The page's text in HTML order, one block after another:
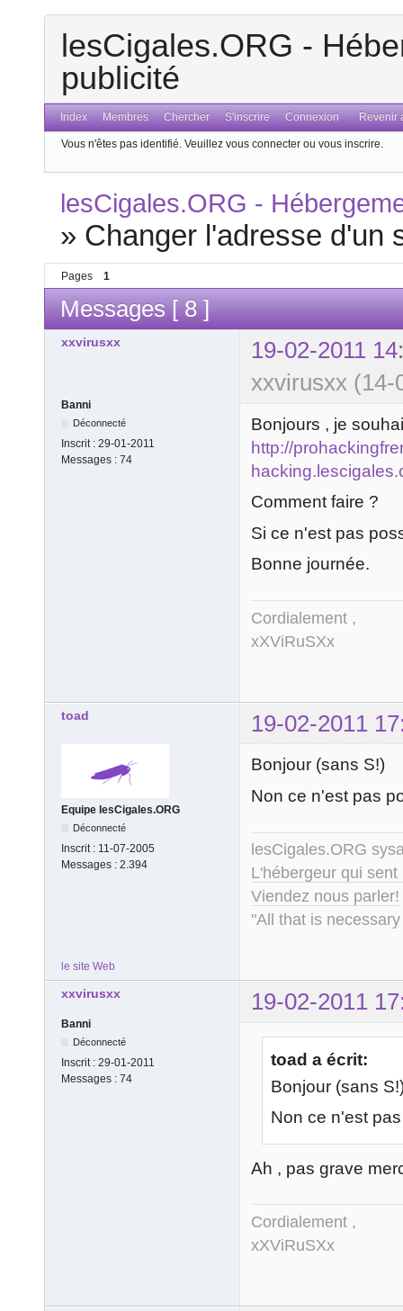
lesCigales.ORG -
publicité
Index Membres Chercher S'inscrire Connexion Revenir
Vous n'êtes pas identifié. Veuillez vous connecter ou vous inscrire.
lesCigales.ORG -
» Changer l'adresse d'un
Pages 1
Messages [ 8 ]
xxvirusxx
19-02-2011
xxvirusxx (14-
Banni
Déconnecté
Inscrit : 29-01-2011
Messages : 74
Bonjours , je
http://
Comment faire ?
Si ce n'est pas
Bonne journée.
Cordialement ,
xXViRuSXx
toad 19-02-2011
Equipe lesCigales.ORG
Déconnecté
Inscrit : 11-07-2005
Messages : 2.394
Bonjour (sans S!)
Non ce n'est pas
lesCigales.ORG
L'hébergeur qui
Viendez nous parler!
"All that is
le site Web
xxvirusxx 19-02-2011
Banni
Déconnecté
Inscrit : 29-01-2011
Messages : 74
toad a écrit:
Bonjour (sans
Non ce n'est
Ah , pas grave
Cordialement ,
xXViRuSXx